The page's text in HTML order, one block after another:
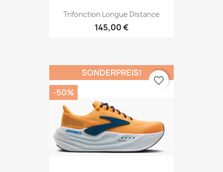
Trifonction Longue Distance
145,00 €
SONDERPREIS!
-50%
favorite_border